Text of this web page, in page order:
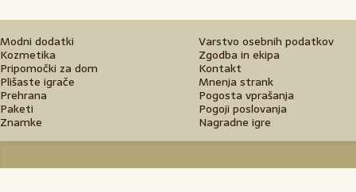
Modni dodatki
Kozmetika
Pripomočki za dom
Plišaste igrače
Prehrana
Paketi
Znamke
Varstvo osebnih podatkov
Zgodba in ekipa
Kontakt
Mnenja strank
Pogosta vprašanja
Pogoji poslovanja
Nagradne igre